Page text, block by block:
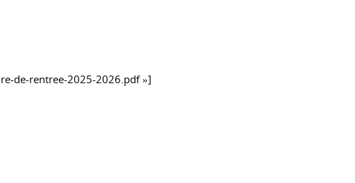
de-rentree-2025-2026.pdf »]